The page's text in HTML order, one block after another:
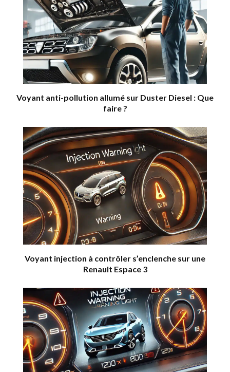
Voyant anti-pollution allumé sur Duster Diesel : Que
faire ?
Voyant injection à contrôler s’enclenche sur une
Renault Espace 3